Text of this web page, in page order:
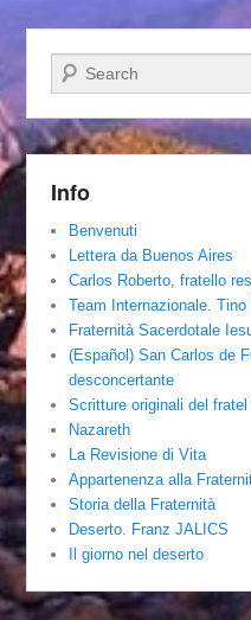
Cerca
Info
Benvenuti
Lettera da Buenos Aires
Carlos Roberto, fratello
Team Internazionale. Tino
Fraternità Sacerdotale
(Español) San Carlos de
desconcertante
Scritture originali del
Nazareth
La Revisione di Vita
Appartenenza alla
Storia della Fraternità
Deserto. Franz JALICS
Il giorno nel deserto